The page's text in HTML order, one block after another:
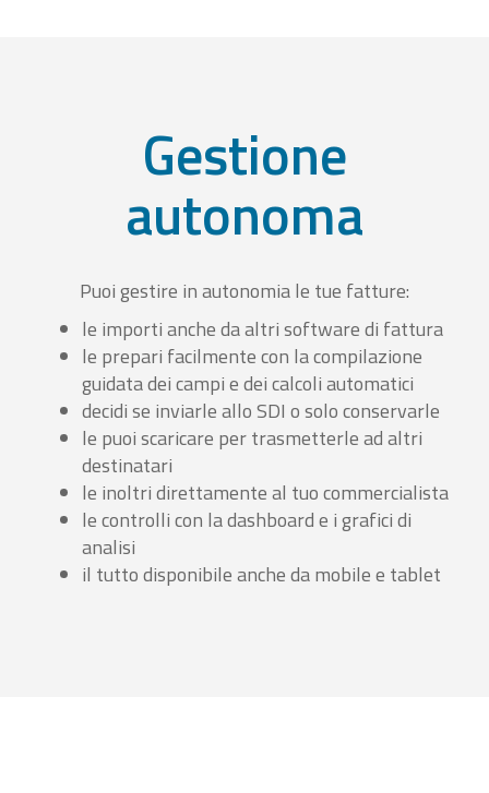
Gestione
autonoma
Puoi gestire in autonomia le tue fatture:
le importi anche da altri software di fattura
le prepari facilmente con la compilazione
guidata dei campi e dei calcoli automatici
decidi se inviarle allo SDI o solo conservarle
le puoi scaricare per trasmetterle ad altri
destinatari
le inoltri direttamente al tuo commercialista
le controlli con la dashboard e i grafici di
analisi
il tutto disponibile anche da mobile e tablet